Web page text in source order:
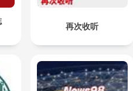
Uniti si trovano in una
fare fronte a scenari
tempo
再次收听